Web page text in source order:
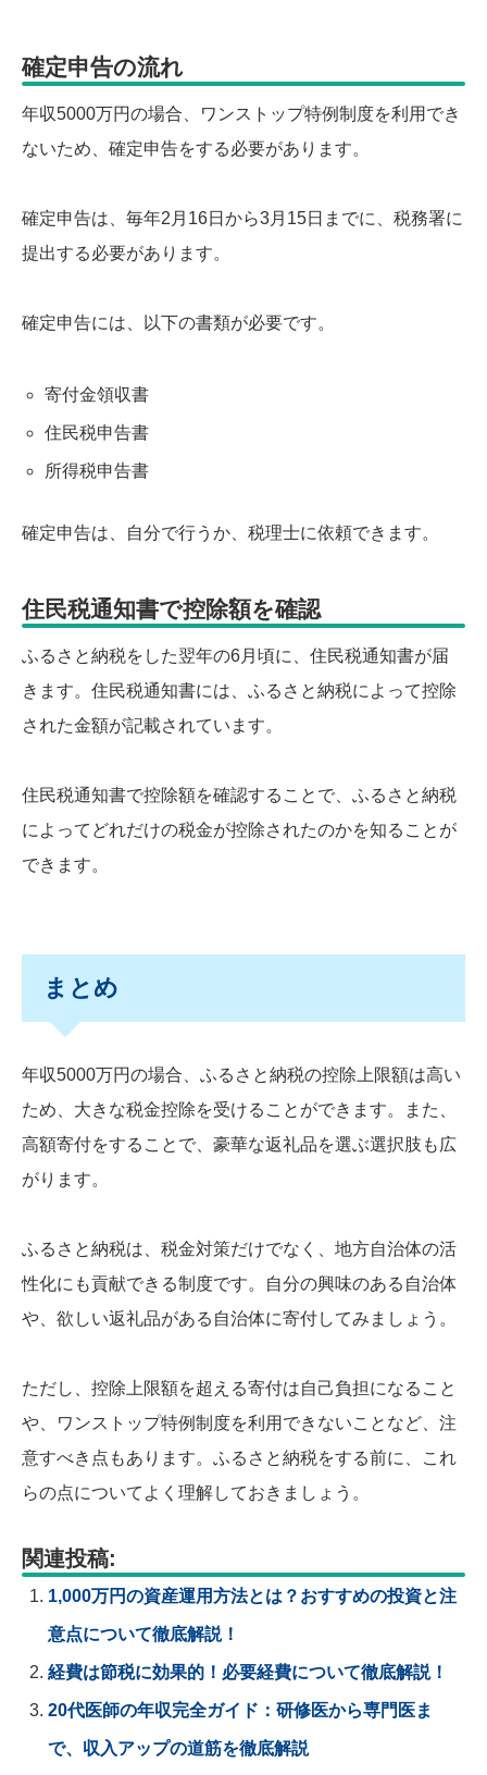
確定申告の流れ
年収5000万円の場合、ワンストップ特例制度を利用でき
ないため、確定申告をする必要があります。
確定申告は、毎年2月16日から3月15日までに、税務署に
提出する必要があります。
確定申告には、以下の書類が必要です。
寄付金領収書
住民税申告書
所得税申告書
確定申告は、自分で行うか、税理士に依頼できます。
住民税通知書で控除額を確認
ふるさと納税をした翌年の6月頃に、住民税通知書が届
きます。住民税通知書には、ふるさと納税によって控除
された金額が記載されています。
住民税通知書で控除額を確認することで、ふるさと納税
によってどれだけの税金が控除されたのかを知ることが
できます。
まとめ
年収5000万円の場合、ふるさと納税の控除上限額は高い
ため、大きな税金控除を受けることができます。また、
高額寄付をすることで、豪華な返礼品を選ぶ選択肢も広
がります。
ふるさと納税は、税金対策だけでなく、地方自治体の活
性化にも貢献できる制度です。自分の興味のある自治体
や、欲しい返礼品がある自治体に寄付してみましょう。
ただし、控除上限額を超える寄付は自己負担になること
や、ワンストップ特例制度を利用できないことなど、注
意すべき点もあります。ふるさと納税をする前に、これ
らの点についてよく理解しておきましょう。
関連投稿:
1,000万円の資産運用方法とは？おすすめの投資と注
意点について徹底解説！
経費は節税に効果的！必要経費について徹底解説！
20代医師の年収完全ガイド：研修医から専門医ま
で、収入アップの道筋を徹底解説